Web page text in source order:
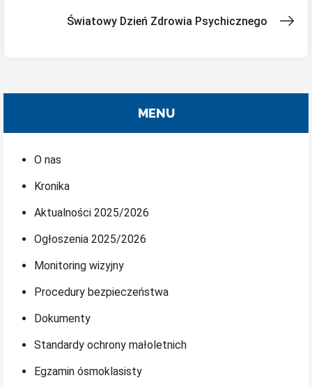
wpisuŚwiatowy Dzień Zdrowia Psychicznego
MENU
O nas
Kronika
Aktualności 2025/2026
Ogłoszenia 2025/2026
Monitoring wizyjny
Procedury bezpieczeństwa
Dokumenty
Standardy ochrony małoletnich
Egzamin ósmoklasisty